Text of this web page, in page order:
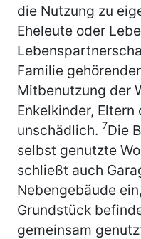
die Nutzung zu
Eheleute oder
Familie
Mitbenutzung der
Enkelkinder,
unschädlich. 7Die
selbst genutzte
schließt auch
Nebengebäude
Grundstück
gemeinsam